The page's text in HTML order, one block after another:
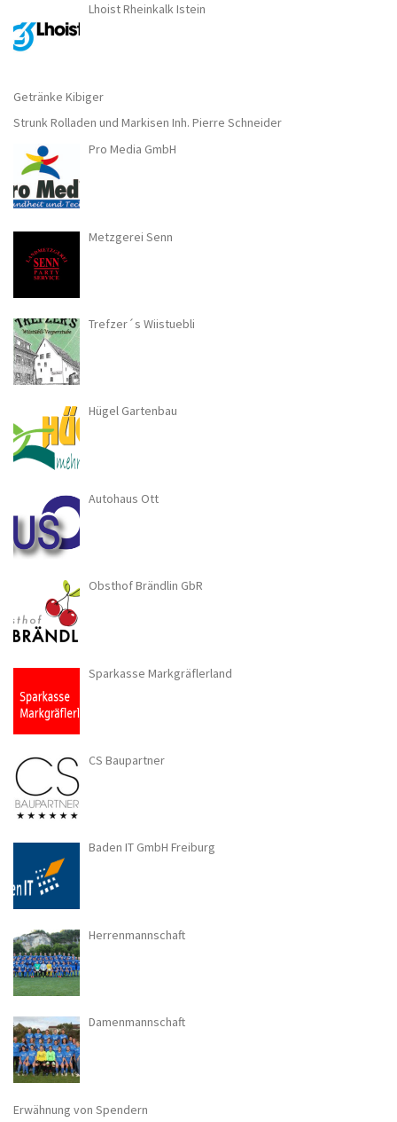
Lhoist Rheinkalk Istein
Getränke Kibiger
Strunk Rolladen und Markisen Inh. Pierre Schneider
Pro Media GmbH
Metzgerei Senn
Trefzer´s Wiistuebli
Hügel Gartenbau
Autohaus Ott
Obsthof Brändlin GbR
Sparkasse Markgräflerland
CS Baupartner
Baden IT GmbH Freiburg
Herrenmannschaft
Damenmannschaft
Erwähnung von Spendern